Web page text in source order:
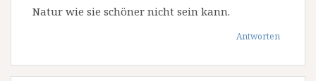
Natur wie sie schöner nicht sein kann.
Antworten